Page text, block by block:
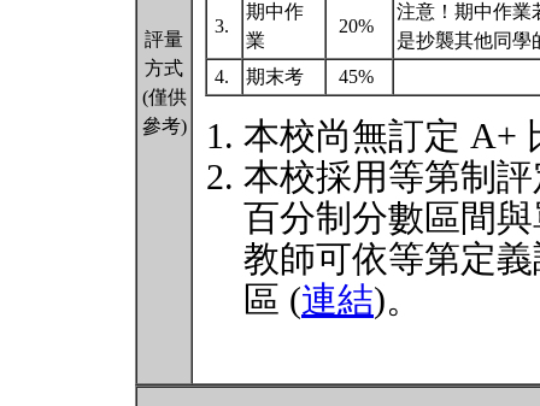
評量
方式
(僅供
參考)
3.
期中作
業
20%
注意！期中作業
是抄襲其他同
4.
期末考 45%
本校尚無訂定 A+
本校採用等第制
百分制分數區間
教師可依等第定
區 (連結)。